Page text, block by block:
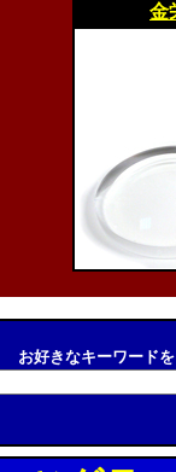
金
お好きなキーワード